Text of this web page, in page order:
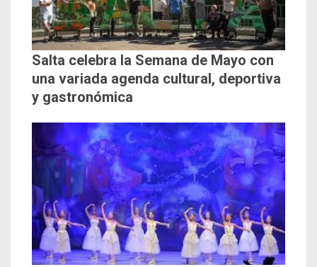
Salta celebra la Semana de Mayo con
una variada agenda cultural, deportiva
y gastronómica